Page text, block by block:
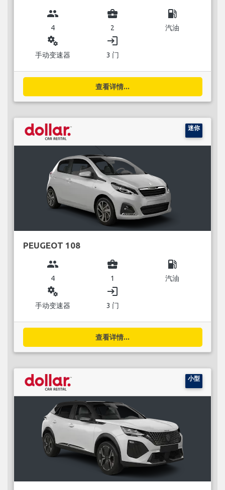
group
4
business_center
2
local_gas_station
汽油
miscellaneous_services
手动变速器
login
3 门
查看详情...
迷你
PEUGEOT 108
group
4
business_center
1
local_gas_station
汽油
miscellaneous_services
手动变速器
login
3 门
查看详情...
小型